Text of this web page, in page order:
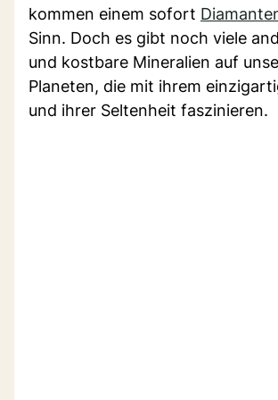
kommen einem sofort
Sinn. Doch es gibt noch viele
und kostbare Mineralien auf
Planeten, die mit ihrem
und ihrer Seltenheit faszinieren.